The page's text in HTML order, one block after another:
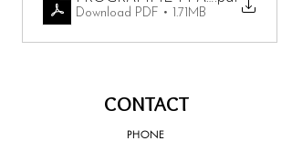
Download PDF • 1.71MB
PHONE
CONTACT